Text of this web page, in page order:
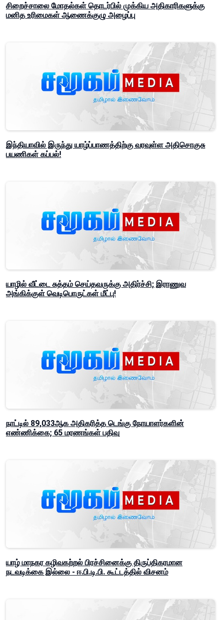
சிறைச்சாலை மோதல்கள் தொடர்பில் முக்கிய அதிகாரிகளுக்கு
மனித உரிமைகள் ஆணைக்குழு அழைப்பு
இந்தியாவில் இருந்து யாழ்ப்பாணத்திற்கு வரவுள்ள அதிசொகுசு
பயணிகள் கப்பல்!
யாழில் வீட்டை சுத்தம் செய்தவருக்கு அதிர்ச்சி; இராணுவ
அங்கிக்குள் வெடிபொருட்கள் மீட்பு!
நாட்டில் 89,033ஆக அதிகரித்த டெங்கு நோயாளர்களின்
எண்ணிக்கை; 65 மரணங்கள் பதிவு
யாழ் மாநகர கழிவகற்றல் பிரச்சினைக்கு திருப்திகரமான
நடவடிக்கை இல்லை - ஈ.பி.டி.பி. கூட்டத்தில் விசனம்